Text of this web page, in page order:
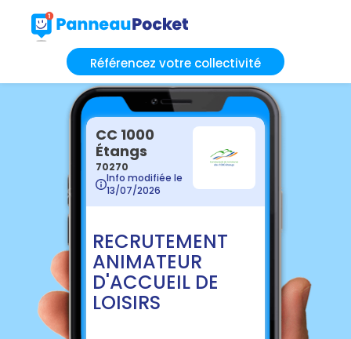
Référencez votre collectivité
CC 1000
Étangs
70270
Info modifiée le
13/07/2026
RECRUTEMENT
ANIMATEUR
D'ACCUEIL DE
LOISIRS